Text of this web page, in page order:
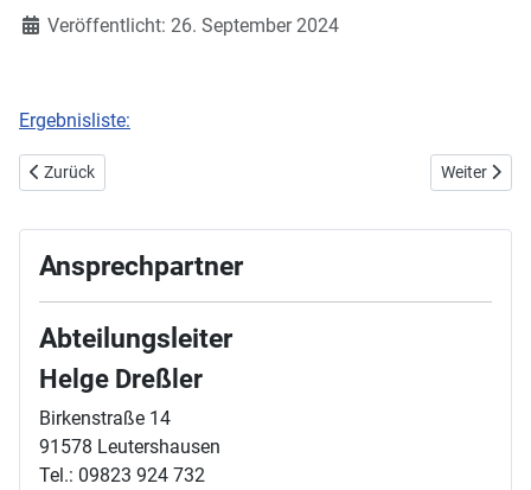
Veröffentlicht: 26. September 2024
Ergebnisliste:
Vorheriger Beitrag: 28. September 2024 Mittelfränkischer
Zurück Nächster
Weiter
Ansprechpartner
Abteilungsleiter
Helge Dreßler
Birkenstraße 14
91578 Leutershausen
Tel.: 09823 924 732